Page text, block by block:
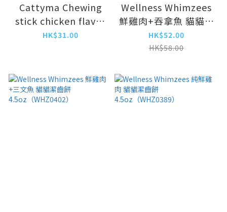
Cattyma Chewing
stick chicken flavor
25g (DYM-5589)
HK$31.00
Wellness Whimzees
鮮雞肉+吞拿魚 貓貓潔
齒餅
4.5oz（WHZ0587）
HK$52.00
HK$58.00